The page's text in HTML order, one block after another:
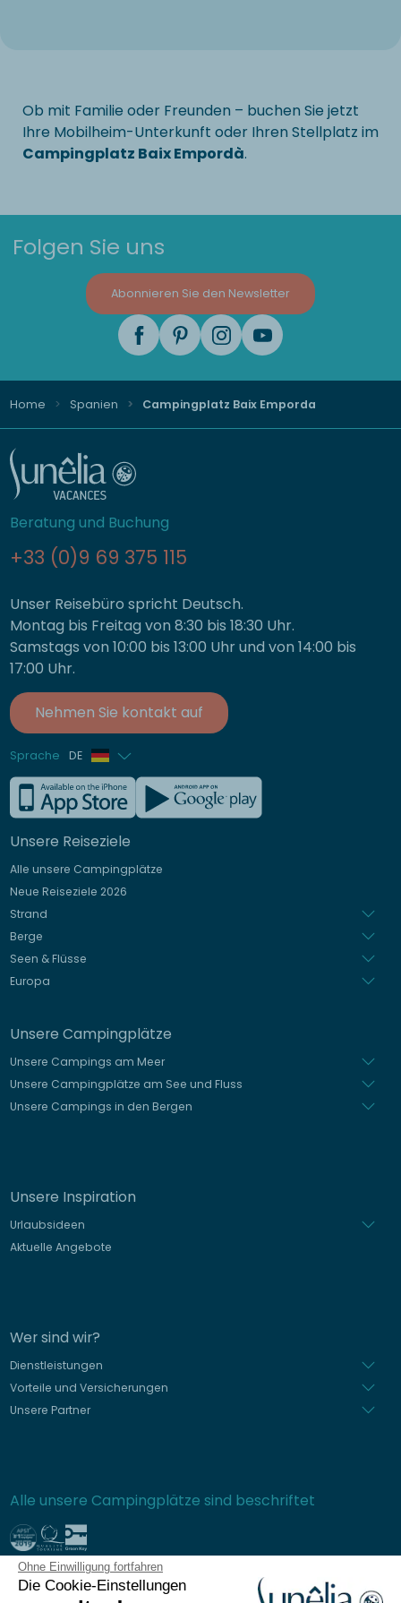
Ohne Einwilligung fortfahren
Die Cookie-Einstellungen
Ob mit Familie oder Freunden – buchen Sie jetzt
Ihre Mobilheim-Unterkunft oder Ihren Stellplatz im
Campingplatz Baix Empordà.
Folgen Sie uns
Abonnieren Sie den Newsletter
Home Spanien Campingplatz Baix Emporda
Beratung und Buchung
+33 (0)9 69 375 115
Unser Reisebüro spricht Deutsch.
Montag bis Freitag von 8:30 bis 18:30 Uhr.
Samstags von 10:00 bis 13:00 Uhr und von 14:00 bis
17:00 Uhr.
Nehmen Sie kontakt auf
Sprache DE
Französisch
Englisch
Italienisch
Spanisch
Unsere Reiseziele
Alle unsere Campingplätze
Neue Reiseziele 2026
Strand
Berge
Seen & Flüsse
Europa
Unsere Campingplätze
Unsere Campings am Meer
Unsere Campingplätze am See und Fluss
Unsere Campings in den Bergen
Unsere Inspiration
Urlaubsideen
Aktuelle Angebote
Wer sind wir?
Dienstleistungen
Vorteile und Versicherungen
Unsere Partner
Alle unsere Campingplätze sind beschriftet
Sichere Bezahlung